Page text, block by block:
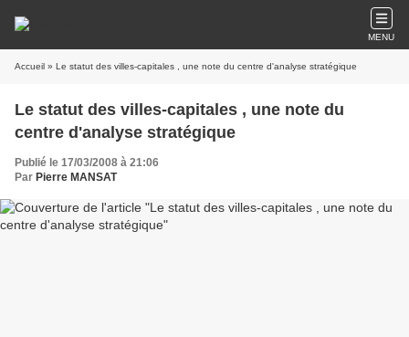
MENU
Accueil » Le statut des villes-capitales , une note du centre d'analyse stratégique
Le statut des villes-capitales , une note du
centre d'analyse stratégique
Publié le 17/03/2008 à 21:06
Par Pierre MANSAT